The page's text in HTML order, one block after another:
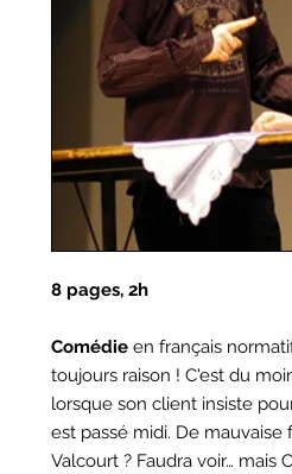
8 pages, 2h
Comédie en français
toujours raison ! C'est du
lorsque son client insiste
est passé midi. De
Valcourt ? Faudra voir… mais